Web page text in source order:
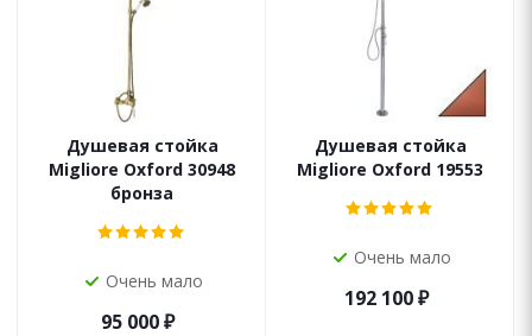
Душевая стойка
Migliore Oxford 30948
бронза
Очень мало
95 000₽
Душевая стойка
Migliore Oxford 19553
Очень мало
192 100₽